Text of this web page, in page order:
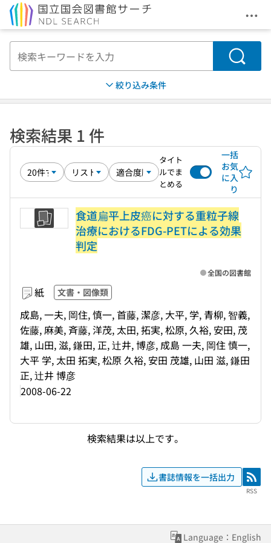
メ
検索
絞り込み条件
検索結果 1 件
タイト
ルでま
とめる
一括
お気
に入
り
食道扁平上皮癌に対する重粒子線
治療におけるFDG-PETによる効果
判定
紙 文書・図像類
成島, 一夫, 岡住, 慎一, 首藤, 潔彦, 大平, 学, 青柳, 智義,
佐藤, 麻美, 斉藤, 洋茂, 太田, 拓実, 松原, 久裕, 安田, 茂
雄, 山田, 滋, 鎌田, 正, 辻井, 博彦, 成島 一夫, 岡住 慎一,
大平 学, 太田 拓実, 松原 久裕, 安田 茂雄, 山田 滋, 鎌田
正, 辻井 博彦
2008-06-22
全国の図書館
検索結果は以上です。
書誌情報を一括出力 RSS
RSS
Language：English